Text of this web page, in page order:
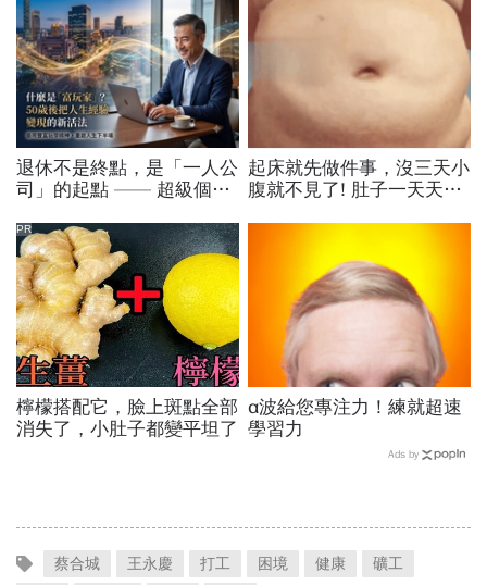
退休不是終點，是「一人公
司」的起點 —— 超級個體
起床就先做件事，沒三天小
腹就不見了! 肚子一天天變
檸檬搭配它，臉上斑點全部
消失了，小肚子都變平坦了
PR
α波給您專注力！練就超速
學習力
Ads by
蔡合城 王永慶 打工 困境 健康
礦工